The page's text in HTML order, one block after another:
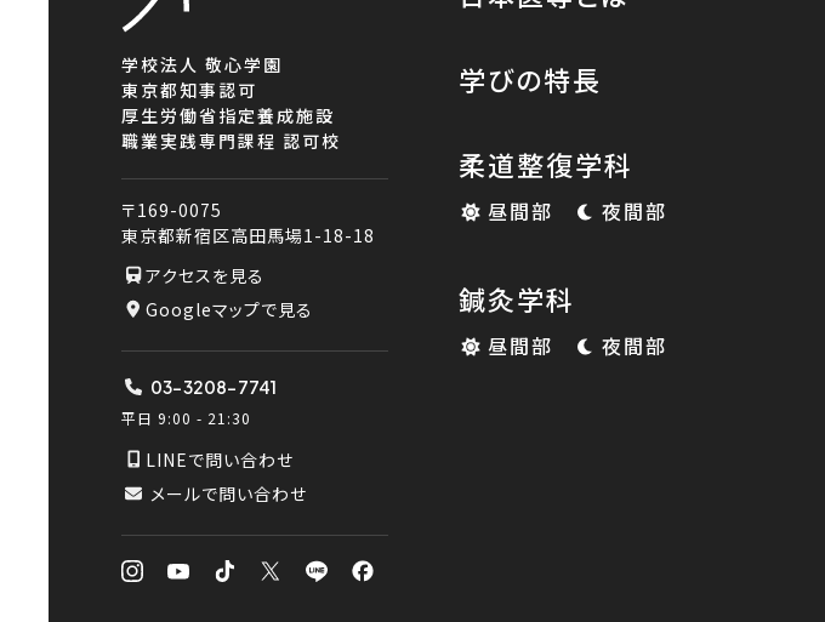
学校法人 敬心学園
東京都知事認可
厚生労働省指定養成施設
職業実践専門課程 認可校
〒169-0075
東京都新宿区高田馬場1-18-18
アクセスを見る
Googleマップで見る
03-3208-7741
平日 9:00 - 21:30
LINEで問い合わせ
メールで問い合わせ
学びの特長
柔道整復学科
昼間部 夜間部
鍼灸学科
昼間部 夜間部